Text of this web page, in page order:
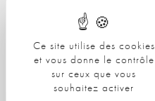
Ce site utilise des cookies
et vous donne le contrôle
sur ceux que vous
souhaitez activer
Les Podcasts de L'ObSoCo
L'ObSoCo dans les médias
Contacts
Nous contacter